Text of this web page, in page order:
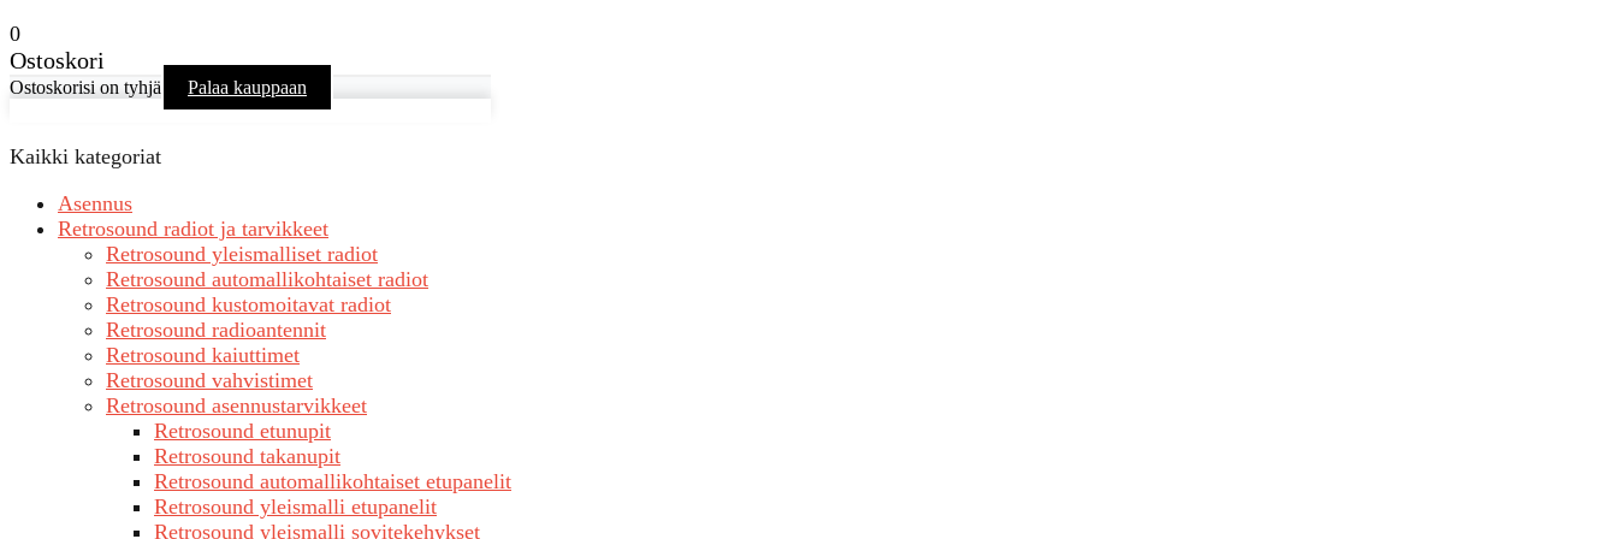
0
Ostoskori
Ostoskorisi on tyhjä Palaa kauppaan
Kaikki kategoriat
Asennus
Retrosound radiot ja tarvikkeet
Retrosound yleismalliset radiot
Retrosound automallikohtaiset radiot
Retrosound kustomoitavat radiot
Retrosound radioantennit
Retrosound kaiuttimet
Retrosound vahvistimet
Retrosound asennustarvikkeet
Retrosound etunupit
Retrosound takanupit
Retrosound automallikohtaiset etupanelit
Retrosound yleismalli etupanelit
Retrosound yleismalli sovitekehykset